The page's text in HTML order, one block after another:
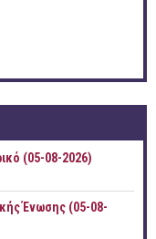
(05-08-2026)
Ένωσης (05-08-